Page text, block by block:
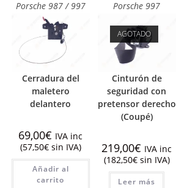
Porsche 987 / 997
Cerradura del
maletero
delantero
69,00€ IVA inc
(57,50€sin IVA)
Añadir al
carrito
Porsche 997
AGOTADO
Cinturón de
seguridad con
pretensor derecho
(Coupé)
219,00€ IVA inc
(182,50€sin IVA)
Leer más